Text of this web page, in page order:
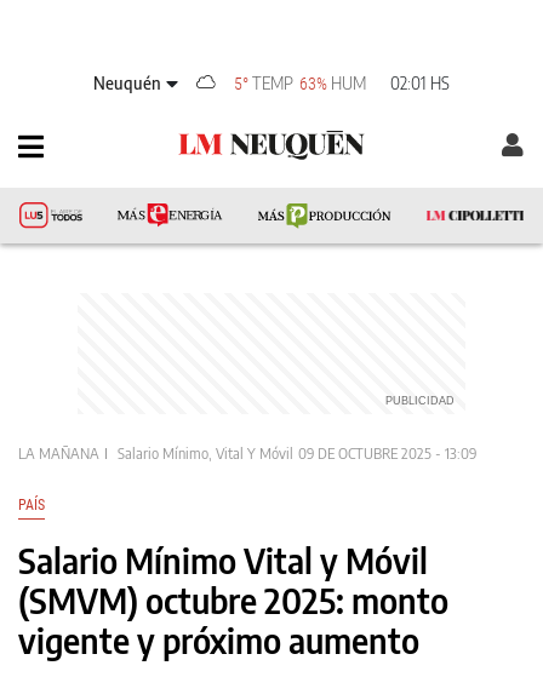
Neuquén 5°TEMP 63% HUM 02:01 HS
LA MAÑANA Salario Mínimo, Vital Y Móvil 09 DE OCTUBRE 2025 - 13:09
PAÍS
Salario Mínimo Vital y Móvil
(SMVM) octubre 2025: monto
vigente y próximo aumento